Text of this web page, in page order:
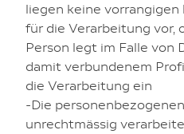
liegen keine
für die Verarbeitung vor,
Person legt im Falle von
damit verbundenem
die Verarbeitung ein
-Die
unrechtmässig